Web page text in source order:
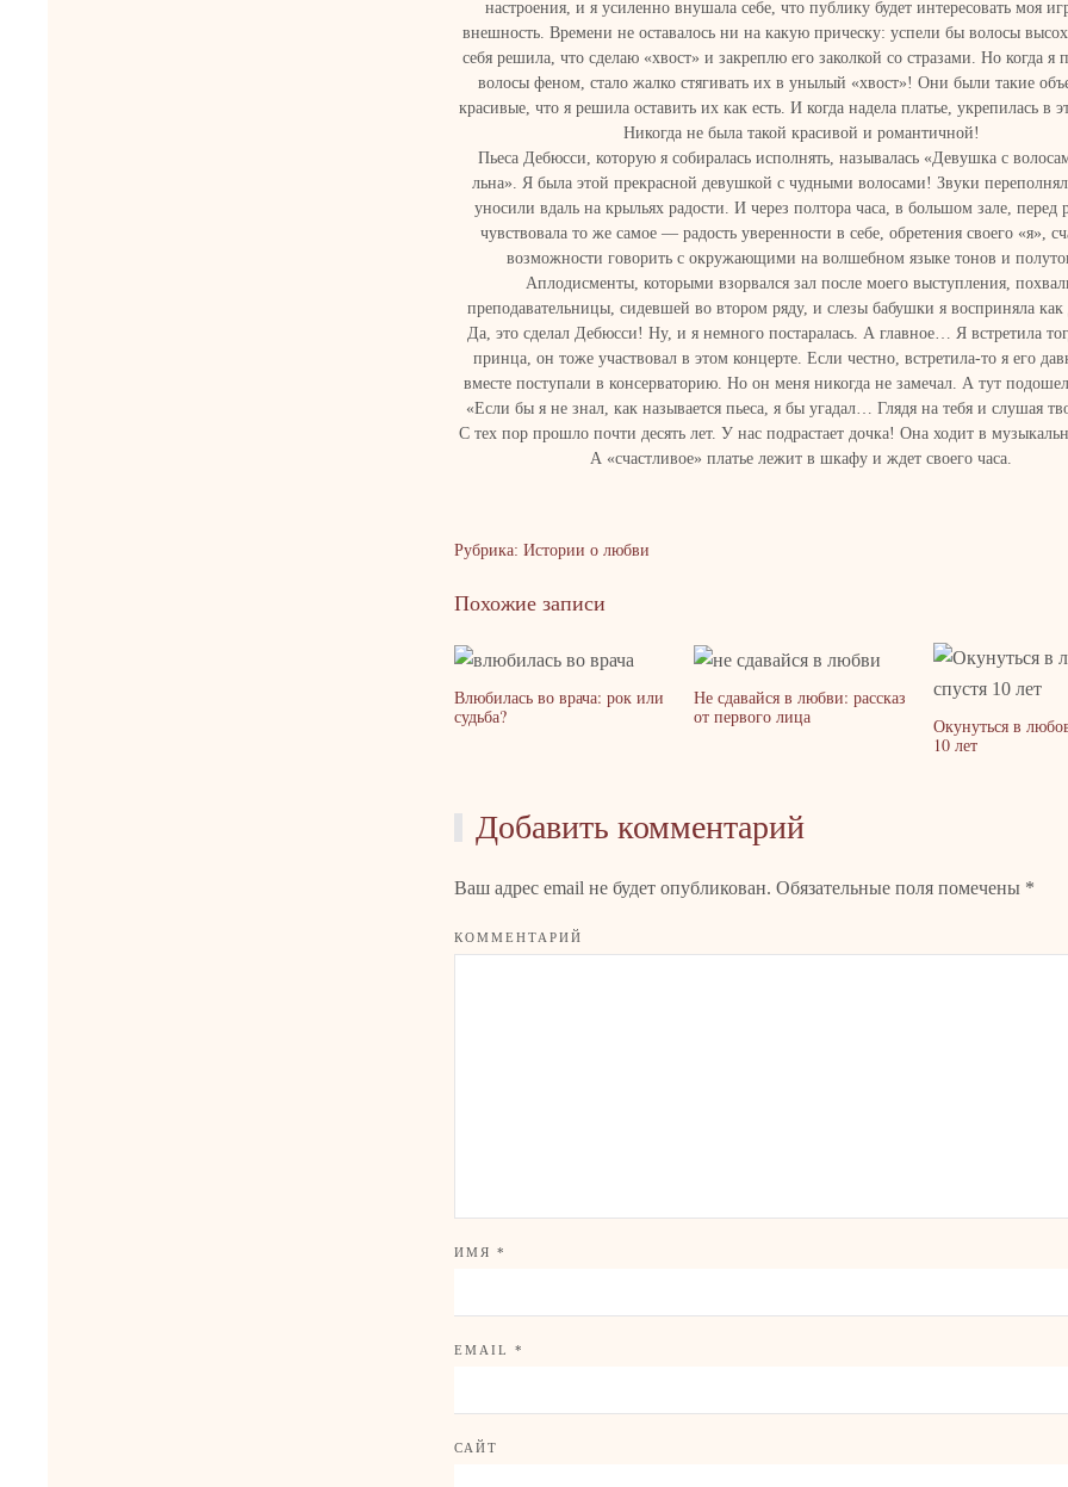
настроения, и я усиленно внушала себе, что публику будет интересовать моя
внешность. Времени не оставалось ни на какую прическу: успели бы волосы
себя решила, что сделаю «хвост» и закреплю его заколкой со стразами. Но когда я
волосы феном, стало жалко стягивать их в унылый «хвост»! Они были такие
красивые, что я решила оставить их как есть. И когда надела платье, укрепилась в
Никогда не была такой красивой и романтичной!
Пьеса Дебюсси, которую я собиралась исполнять, называлась «Девушка с
льна». Я была этой прекрасной девушкой с чудными волосами! Звуки
уносили вдаль на крыльях радости. И через полтора часа, в большом зале, перед
чувствовала то же самое — радость уверенности в себе, обретения своего «я»,
возможности говорить с окружающими на волшебном языке тонов и
Аплодисменты, которыми взорвался зал после моего выступления,
преподавательницы, сидевшей во втором ряду, и слезы бабушки я восприняла
Да, это сделал Дебюсси! Ну, и я немного постаралась. А главное… Я встретила
принца, он тоже участвовал в этом концерте. Если честно, встретила-то я его
вместе поступали в консерваторию. Но он меня никогда не замечал. А тут
«Если бы я не знал, как называется пьеса, я бы угадал… Глядя на тебя и слушая
С тех пор прошло почти десять лет. У нас подрастает дочка! Она ходит в
А «счастливое» платье лежит в шкафу и ждет своего часа.
Рубрика: Истории о любви
Похожие записи
Влюбилась во врача: рок или
судьба?
Не сдавайся в любви: рассказ
от первого лица
Окунуться в
10 лет
Добавить комментарий
Ваш адрес email не будет опубликован. Обязательные поля помечены *
КОММЕНТАРИЙ
ИМЯ *
EMAIL *
САЙТ